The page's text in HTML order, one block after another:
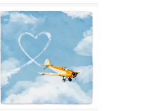
TOEVOEGEN AAN WINKELWAGEN